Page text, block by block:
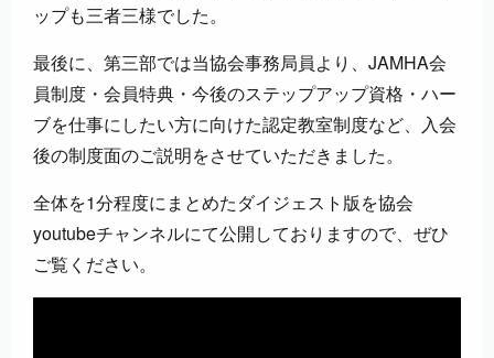
ップも三者三様でした。
最後に、第三部では当協会事務局員より、JAMHA会
員制度・会員特典・今後のステップアップ資格・ハー
ブを仕事にしたい方に向けた認定教室制度など、入会
後の制度面のご説明をさせていただきました。
全体を1分程度にまとめたダイジェスト版を協会
youtubeチャンネルにて公開しておりますので、ぜひ
ご覧ください。